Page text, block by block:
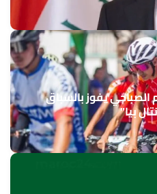
الصباحي يفوز بالسباق
بيا"